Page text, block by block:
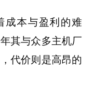
成本与盈利的难
其与众多主机厂
代价则是高昂的